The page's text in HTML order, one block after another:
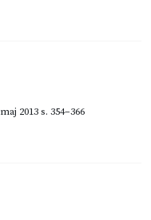
maj 2013s. 354–366